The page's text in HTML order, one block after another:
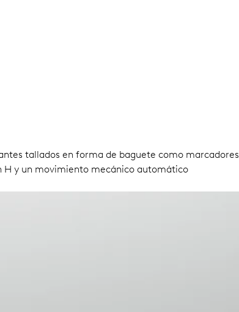
tallados en forma de baguete como
H y un movimiento mecánico automático